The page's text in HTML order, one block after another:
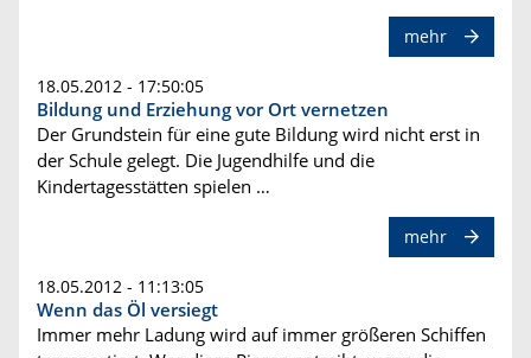
mehr
18.05.2012 - 17:50:05
Bildung und Erziehung vor Ort vernetzen
Der Grundstein für eine gute Bildung wird nicht erst in
der Schule gelegt. Die Jugendhilfe und die
Kindertagesstätten spielen …
mehr
18.05.2012 - 11:13:05
Wenn das Öl versiegt
Immer mehr Ladung wird auf immer größeren Schiffen